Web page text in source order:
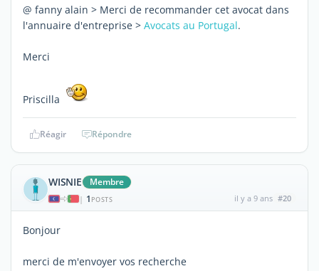
@ fanny alain > Merci de recommander cet avocat dans
l'annuaire d'entreprise > Avocats au Portugal.
Merci
Priscilla
Réagir Répondre
WISNIE Membre
| 1 POSTS il y a 9 ans #20
Bonjour
merci de m'envoyer vos recherche